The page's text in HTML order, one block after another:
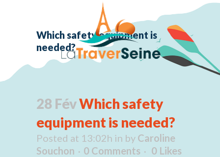
Which safety equipment is
needed?
28 FévWhich safety
equipment is needed?
Posted at 13:02h in by Caroline
Souchon
0 Comments 0 Likes